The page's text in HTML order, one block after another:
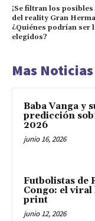
¡Se filtran los
del reality Gran
¿Quiénes podrían ser
elegidos?
Mas Noticias
Baba Vanga y
predicción
2026
junio 16, 2026
Futbolistas de
Congo: el
print
junio 12, 2026